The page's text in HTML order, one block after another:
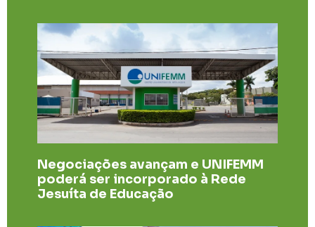
Negociações avançam e UNIFEMM
poderá ser incorporado à Rede
Jesuíta de Educação